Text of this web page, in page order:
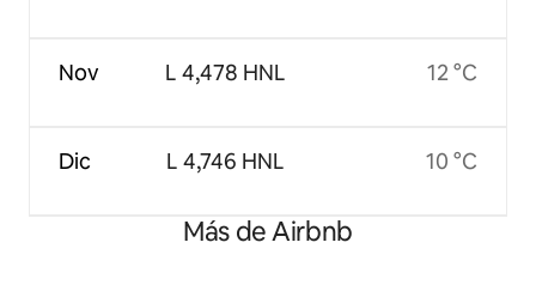
Nov
Dic
L 4,478 HNL
L 4,746 HNL
12 °C
10 °C
Más de Airbnb